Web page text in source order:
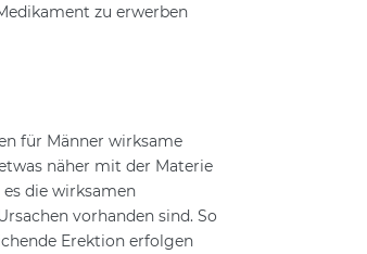
zu erwerben
für Männer wirksame
näher mit der Materie
die wirksamen
vorhanden sind. So
Erektion erfolgen